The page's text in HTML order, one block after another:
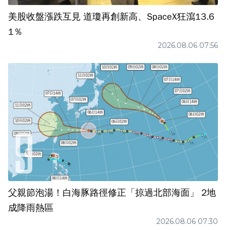
美股收盤漲跌互見 道瓊再創新高、SpaceX狂瀉13.6
1％
2026.08.06 07:56
父親節泡湯！白海豚路徑修正「掠過北部海面」 2地
成降雨熱區
2026.08.06 07:30